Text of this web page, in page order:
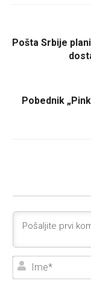
Pošta Srbije
Pobednik